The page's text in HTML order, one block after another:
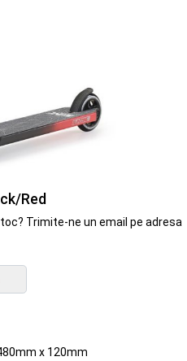
Red
Trimite-ne un email pe adresa
x 120mm